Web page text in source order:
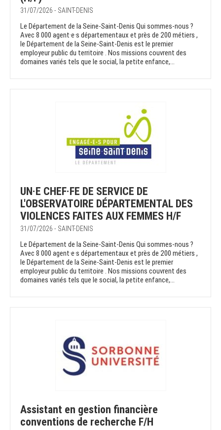
31/07/2026 - SAINT-DENIS
Le Département de la Seine-Saint-Denis Qui sommes-nous ?
Avec 8 000 agent·e·s départementaux et près de 200 métiers ,
le Département de la Seine-Saint-Denis est le premier
employeur public du territoire . Nos missions couvrent des
domaines variés tels que le social, la petite enfance,...
UN·E CHEF·FE DE SERVICE DE
L'OBSERVATOIRE DÉPARTEMENTAL DES
VIOLENCES FAITES AUX FEMMES H/F
31/07/2026 - SAINT-DENIS
Le Département de la Seine-Saint-Denis Qui sommes-nous ?
Avec 8 000 agent·e·s départementaux et près de 200 métiers ,
le Département de la Seine-Saint-Denis est le premier
employeur public du territoire . Nos missions couvrent des
domaines variés tels que le social, la petite enfance,...
Assistant en gestion financière
conventions de recherche F/H